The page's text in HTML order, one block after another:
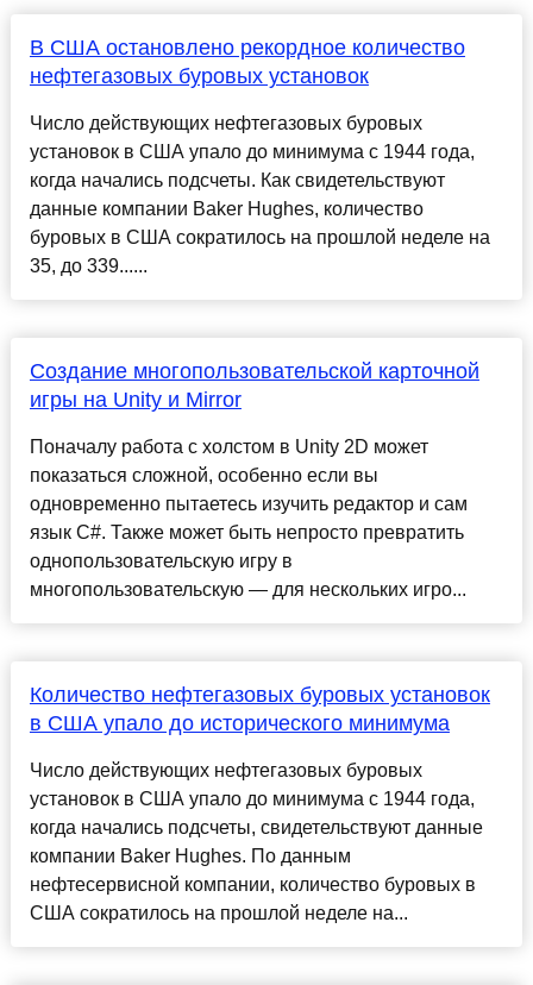
В США остановлено рекордное количество
нефтегазовых буровых установок
Число действующих нефтегазовых буровых
установок в США упало до минимума с 1944 года,
когда начались подсчеты. Как свидетельствуют
данные компании Baker Hughes, количество
буровых в США сократилось на прошлой неделе на
35, до 339......
Создание многопользовательской карточной
игры на Unity и Mirror
Поначалу работа с холстом в Unity 2D может
показаться сложной, особенно если вы
одновременно пытаетесь изучить редактор и сам
язык C#. Также может быть непросто превратить
однопользовательскую игру в
многопользовательскую — для нескольких игро...
Количество нефтегазовых буровых установок
в США упало до исторического минимума
Число действующих нефтегазовых буровых
установок в США упало до минимума с 1944 года,
когда начались подсчеты, свидетельствуют данные
компании Baker Hughes. По данным
нефтесервисной компании, количество буровых в
США сократилось на прошлой неделе на...